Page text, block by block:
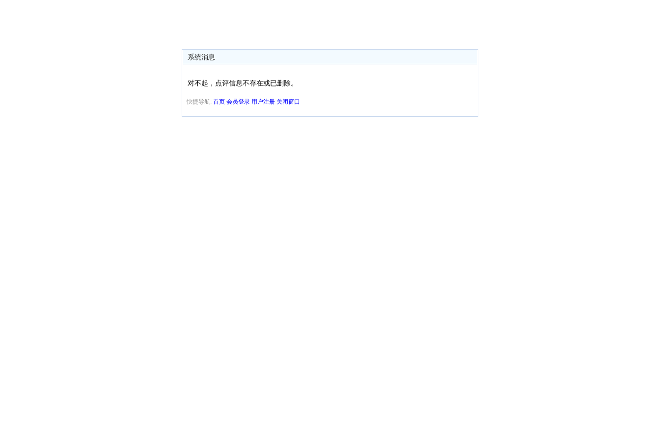
系统消息
对不起，点评信息不存在或已删除。
快捷导航: 首页 会员登录 用户注册 关闭窗口